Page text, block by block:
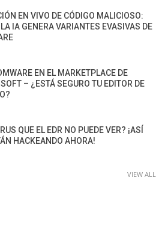
EN VIVO DE CÓDIGO MALICIOSO:
IA GENERA VARIANTES EVASIVAS DE
EN EL MARKETPLACE DE
– ¿ESTÁ SEGURO TU EDITOR DE
QUE EL EDR NO PUEDE VER? ¡ASÍ
HACKEANDO AHORA!
VIEW ALL